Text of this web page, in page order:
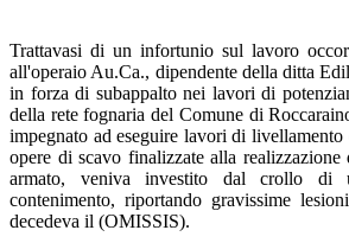
Trattavasi di un infortunio sul lavoro
all'operaio Au.Ca., dipendente della ditta
in forza di subappalto nei lavori di
della rete fognaria del Comune di
impegnato ad eseguire lavori di
opere di scavo finalizzate alla
armato, veniva investito dal crollo di
contenimento, riportando gravissime
decedeva il (OMISSIS).